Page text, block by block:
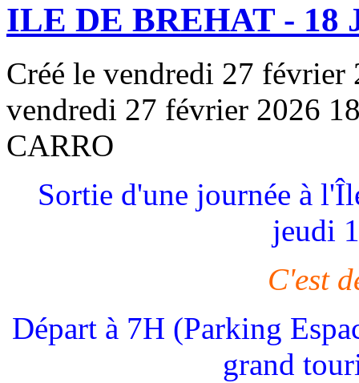
ILE DE BREHAT - 18
Créé le vendredi 27 février
vendredi 27 février 2026
CARRO
Sortie d'une journée à
jeudi
C'est
Départ à 7H (Parking
grand